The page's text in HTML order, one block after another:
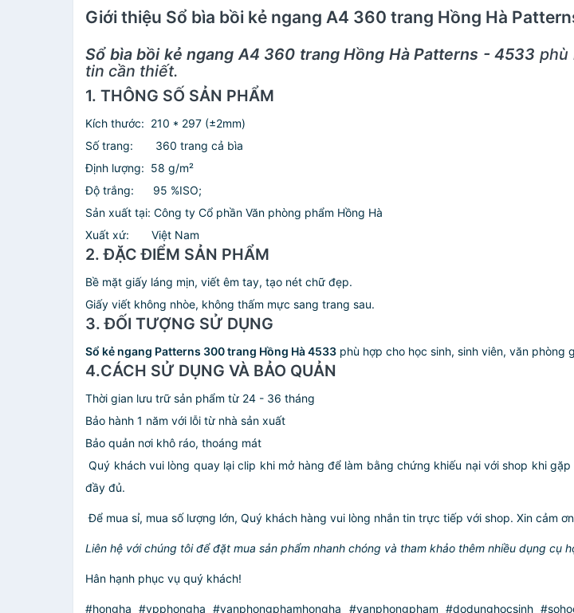
Giới thiệu Sổ bìa bồi kẻ ngang A4 360 trang Hồng Hà
Sổ bìa bồi kẻ ngang A4 360 trang Hồng Hà Patterns - 4533 phù
tin cần thiết.
1. THÔNG SỐ SẢN PHẨM
Kích thước: 210 * 297 (±2mm)
Số trang: 360 trang cả bìa
Định lượng: 58 g/m²
Độ trắng: 95 %ISO;
Sản xuất tại: Công ty Cổ phần Văn phòng phẩm Hồng Hà
Xuất xứ: Việt Nam
2. ĐẶC ĐIỂM SẢN PHẨM
Bề mặt giấy láng mịn, viết êm tay, tạo nét chữ đẹp.
Giấy viết không nhòe, không thấm mực sang trang sau.
3. ĐỐI TƯỢNG SỬ DỤNG
Sổ kẻ ngang Patterns 300 trang Hồng Hà 4533 phù hợp cho học sinh, sinh viên, văn phòng
4.CÁCH SỬ DỤNG VÀ BẢO QUẢN
Thời gian lưu trữ sản phẩm từ 24 - 36 tháng
Bảo hành 1 năm với lỗi từ nhà sản xuất
Bảo quản nơi khô ráo, thoáng mát
Quý khách vui lòng quay lại clip khi mở hàng để làm bằng chứng khiếu nại với shop khi
đầy đủ.
Để mua sỉ, mua số lượng lớn, Quý khách hàng vui lòng nhắn tin trực tiếp với shop. Xin cảm
Liên hệ với chúng tôi để đặt mua sản phẩm nhanh chóng và tham khảo thêm nhiều dụng cụ
Hân hạnh phục vụ quý khách!
#hongha #vpphongha #vanphongphamhongha #vanphongpham #dodunghocsinh